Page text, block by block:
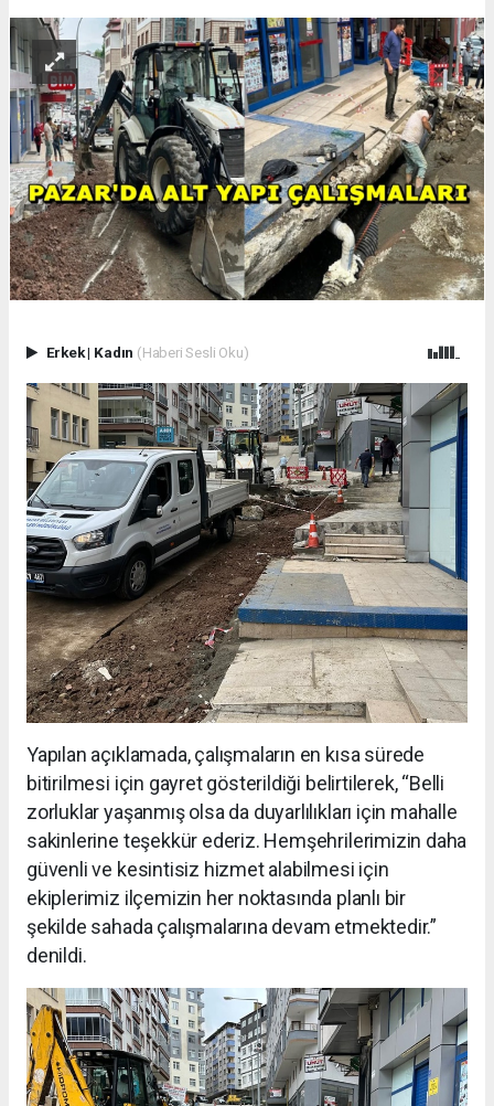
Erkek| Kadın (Haberi Sesli Oku)
Yapılan açıklamada, çalışmaların en kısa sürede
bitirilmesi için gayret gösterildiği belirtilerek, “Belli
zorluklar yaşanmış olsa da duyarlılıkları için mahalle
sakinlerine teşekkür ederiz. Hemşehrilerimizin daha
güvenli ve kesintisiz hizmet alabilmesi için
ekiplerimiz ilçemizin her noktasında planlı bir
şekilde sahada çalışmalarına devam etmektedir.”
denildi.